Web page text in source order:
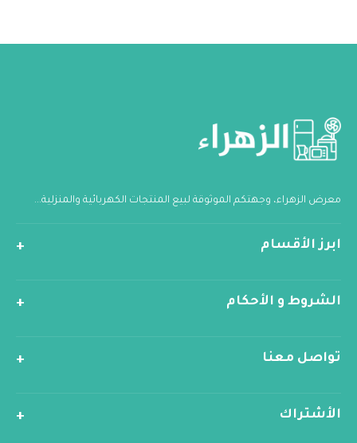
معرض الزهراء، وجهتكم الموثوقة لبيع المنتجات الكهربائية والمنزلية...
ابرز الأقسام
الشروط و الأحكام
تواصل معنا
الأشتراك